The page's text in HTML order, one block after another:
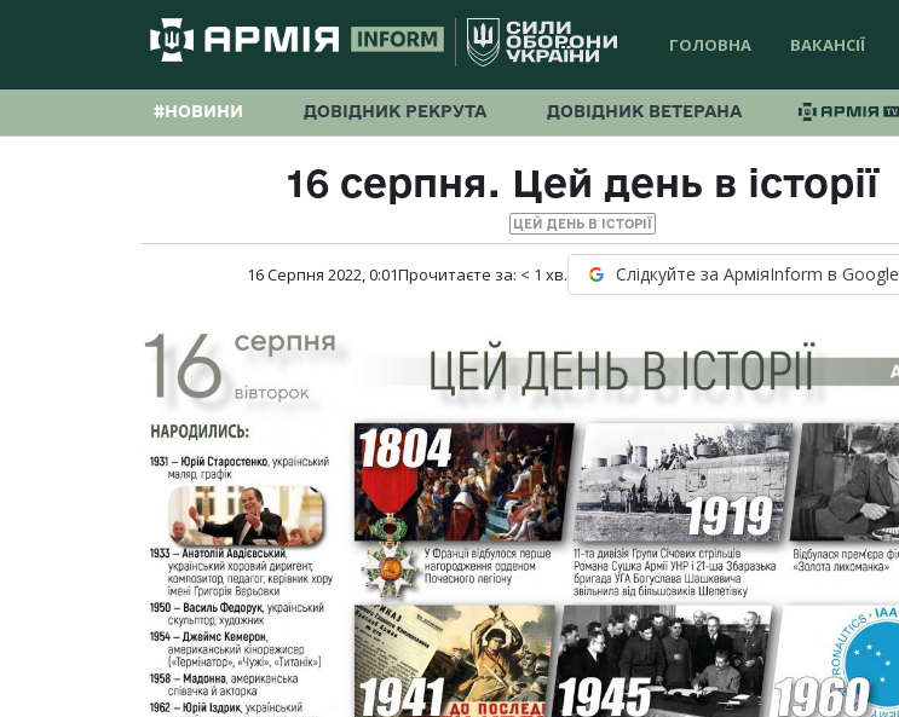
ГОЛОВНА ВАКАНСІЇ
#НОВИНИ ДОВІДНИК РЕКРУТА ДОВІДНИК ВЕТЕРАНА
16 серпня. Цей день в історії
ЦЕЙ ДЕНЬ В ІСТОРІЇ
16 Серпня 2022, 0:01Прочитаєте за: < 1 хв. Слідкуйте за АрміяInform в Google